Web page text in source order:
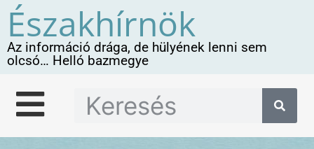
Északhírnök
Az információ drága, de hülyének lenni sem
olcsó… Helló bazmegye